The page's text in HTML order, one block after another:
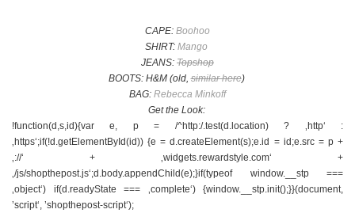
CAPE: Boohoo
SHIRT: Mango
JEANS: Topshop
BOOTS: H&M (old,similar here)
BAG: Rebecca Minkoff
Get the Look:
!function(d,s,id){var e, p = /^http:/.test(d.location) ? ‚http‘ :
‚https‘;if(!d.getElementById(id)) {e = d.createElement(s);e.id = id;e.src = p +
‚://‘ + ‚widgets.rewardstyle.com‘ +
‚/js/shopthepost.js‘;d.body.appendChild(e);}if(typeof window.__stp ===
‚object‘) if(d.readyState === ‚complete‘) {window.__stp.init();}}(document,
’script‘, ’shopthepost-script‘);